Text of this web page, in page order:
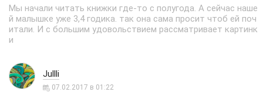
Мы начали читать книжки где-то с полугода. А сейчас наше
й малышке уже 3,4 годика. так она сама просит чтоб ей поч
итали. И с большим удовольствием рассматривает картинк
и
Jullli
07.02.2017 в 01:22